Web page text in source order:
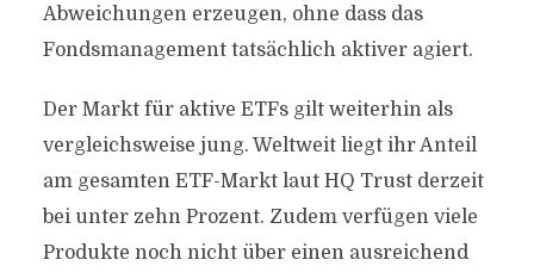
Abweichungen erzeugen, ohne dass das
Fondsmanagement tatsächlich aktiver agiert.
Der Markt für aktive ETFs gilt weiterhin als
vergleichsweise jung. Weltweit liegt ihr Anteil
am gesamten ETF-Markt laut HQ Trust derzeit
bei unter zehn Prozent. Zudem verfügen viele
Produkte noch nicht über einen ausreichend